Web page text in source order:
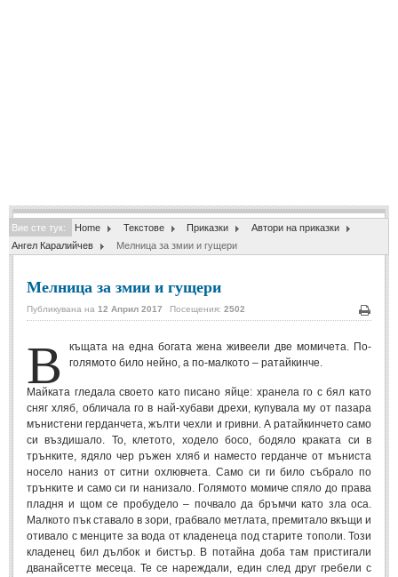
Стихове с видео (28)
Поезия - класика
Стихове за Баба Марта
Коледа и Нова Година (7)
ОСМИ МАРТ
Стихове за Жената (33)
Стихове за Осми Март (4)
Стихове за Мама
ТЕКСТОВЕ
ТЕКСТОВЕ
Вие сте тук: Home Текстове Приказки
Автори на приказки
Ангел Каралийчев
Мелница за змии и гущери
Мелница за змии и гущери
Печат
Публикувана на 12 Април 2017 Посещения: 2502
В
къщата на една богата жена живеели две момичета. По-
голямото било нейно, а по-малкото – ратайкинче.
Майката гледала своето като писано яйце: хранела го с бял като
сняг хляб, обличала го в най-хубави дрехи, купувала му от пазара
мънистени герданчета, жълти чехли и гривни. А ратайкинчето само
си въздишало. То, клетото, ходело босо, бодяло краката си в
трънките, ядяло чер ръжен хляб и наместо герданче от мъниста
носело наниз от ситни охлювчета. Само си ги било събрало по
трънките и само си ги нанизало. Голямото момиче спяло до права
пладня и щом се пробудело – почвало да бръмчи като зла оса.
Малкото пък ставало в зори, грабвало метлата, премитало вкъщи и
отивало с менците за вода от кладенеца под старите тополи. Този
кладенец бил дълбок и бистър. В потайна доба там пристигали
дванайсетте месеца. Те се нареждали, един след друг гребели с